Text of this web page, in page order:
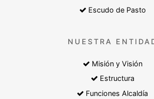
Escudo de Pasto
NUESTRA
Misión y Visión
Estructura
Funciones Alcaldía